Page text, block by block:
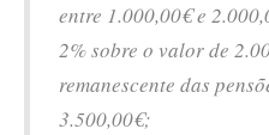
entre 1.000,00€ e
2% sobre o valor de
remanescente das
3.500,00€;